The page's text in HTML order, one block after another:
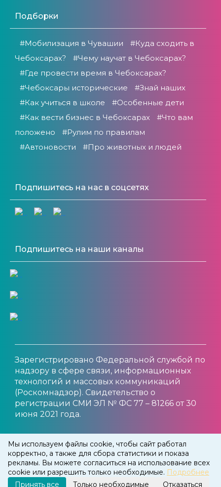
Мы используем файлы cookie, чтобы сайт работал
корректно, а также для сбора статистики и показа
рекламы. Вы можете согласиться на использование всех
cookie или разрешить только необходимые. Подробнее
Принять все
Только необходимые Отказаться
Подборки
#Мобилизация в Чувашии
#Куда сходить в
Чебоксарах?
#Чему научат в Чебоксарах?
#Где провести время в Чебоксарах?
#Чебоксары исторические
#Знай наших
#Как учиться в школе
#Особенные дети
#Как вести бизнес в Чебоксарах
#Что вам
положено
#Рулим по правилам
#Автоновости
#Про животных и людей
Подпишитесь на нас в соцсетях
Подпишитесь на наши каналы
Зарегистрировано Федеральной службой по
надзору в сфере связи, информационных
технологий и массовых коммуникаций
(Роскомнадзор). Свидетельство о
регистрации СМИ ЭЛ № ФС 77 – 81266 от 30
июня 2021 года.